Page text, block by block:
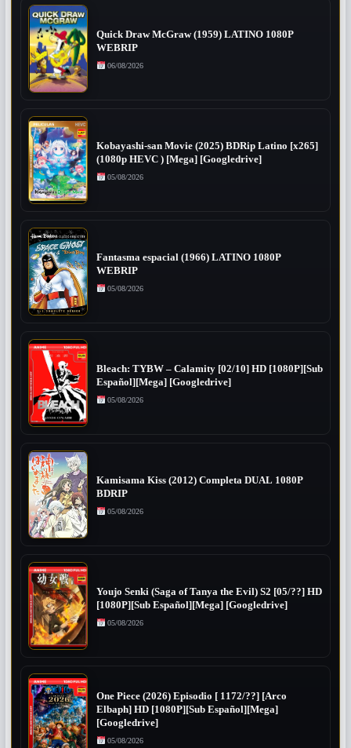
Quick Draw McGraw (1959) LATINO 1080P
WEBRIP
06/08/2026
Kobayashi-san Movie (2025) BDRip Latino [x265]
(1080p HEVC ) [Mega] [Googledrive]
05/08/2026
Fantasma espacial (1966) LATINO 1080P
WEBRIP
05/08/2026
Bleach: TYBW – Calamity [02/10] HD [1080P][Sub
Español][Mega] [Googledrive]
05/08/2026
Kamisama Kiss (2012) Completa DUAL 1080P
BDRIP
05/08/2026
Youjo Senki (Saga of Tanya the Evil) S2 [05/??] HD
[1080P][Sub Español][Mega] [Googledrive]
05/08/2026
One Piece (2026) Episodio [ 1172/??] [Arco
Elbaph] HD [1080P][Sub Español][Mega]
[Googledrive]
05/08/2026